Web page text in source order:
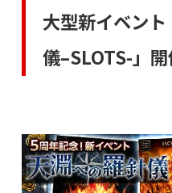
大型新イベン
儀–SLOTS-」開